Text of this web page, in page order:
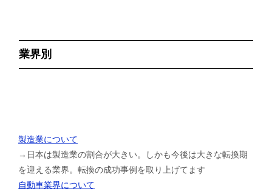
業界別
製造業について
→日本は製造業の割合が大きい。しかも今後は大きな転換期
を迎える業界。転換の成功事例を取り上げてます
自動車業界について